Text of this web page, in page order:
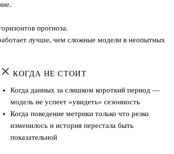
прогноза.
лучше, чем сложные модели в неопытных
КОГДА НЕ СТОИТ
Когда данных за слишком короткий период —
модель не успеет «увидеть» сезонность
Когда поведение метрики только что резко
изменилось и история перестала быть
показательной